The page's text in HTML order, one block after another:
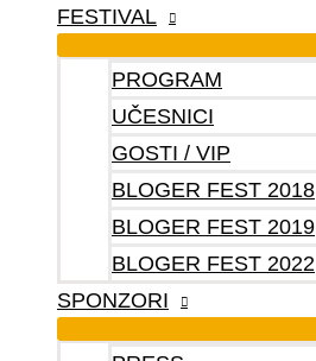
FESTIVAL
PROGRAM
UČESNICI
GOSTI / VIP
BLOGER FEST 2018
BLOGER FEST 2019
BLOGER FEST 2022
SPONZORI